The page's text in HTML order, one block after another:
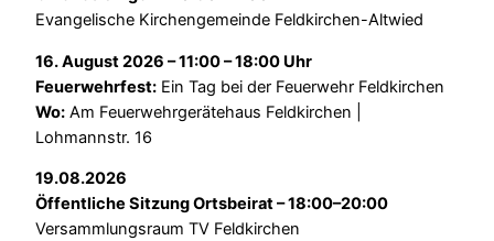
Evangelische Kirchengemeinde Feldkirchen-Altwied
16. August 2026 – 11:00 – 18:00 Uhr
Feuerwehrfest: Ein Tag bei der Feuerwehr Feldkirchen
Wo: Am Feuerwehrgerätehaus Feldkirchen |
Lohmannstr. 16
19.08.2026
Öffentliche Sitzung Ortsbeirat – 18:00–20:00
Versammlungsraum TV Feldkirchen